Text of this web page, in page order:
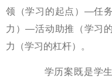
领（学习的起点）—任
力）—活动助推（学习
力（学习的杠杆）。
学历案既是学生